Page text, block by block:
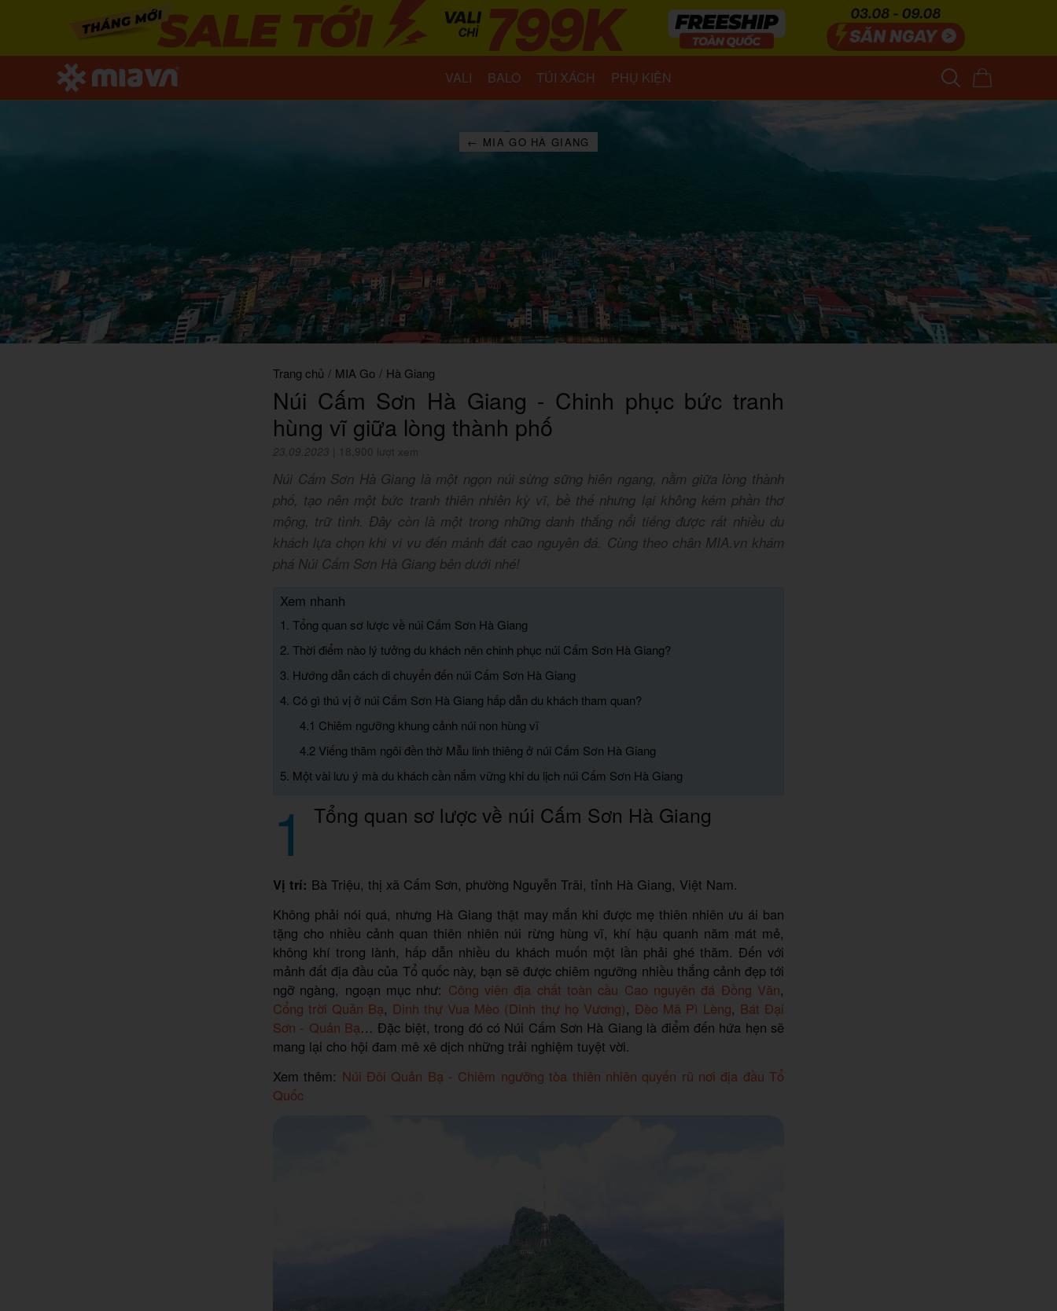
VALI BALO TÚI XÁCH PHỤ KIỆN
← MIA GO HÀ GIANG
Trang chủ / MIA Go / Hà Giang
Núi Cấm Sơn Hà Giang - Chinh phục bức tranh
hùng vĩ giữa lòng thành phố
23.09.2023 18,900 lượt xem
Núi Cấm Sơn Hà Giang là một ngọn núi sừng sững hiên ngang, nằm giữa lòng thành
phố, tạo nên một bức tranh thiên nhiên kỳ vĩ, bề thế nhưng lại không kém phần thơ
mộng, trữ tình. Đây còn là một trong những danh thắng nổi tiếng được rất nhiều du
khách lựa chọn khi vi vu đến mảnh đất cao nguyên đá. Cùng theo chân MIA.vn khám
phá Núi Cấm Sơn Hà Giang bên dưới nhé!
Xem nhanh
1. Tổng quan sơ lược về núi Cấm Sơn Hà Giang
2. Thời điểm nào lý tưởng du khách nên chinh phục núi Cấm Sơn Hà Giang?
3. Hướng dẫn cách di chuyển đến núi Cấm Sơn Hà Giang
4. Có gì thú vị ở núi Cấm Sơn Hà Giang hấp dẫn du khách tham quan?
4.1 Chiêm ngưỡng khung cảnh núi non hùng vĩ
4.2 Viếng thăm ngôi đền thờ Mẫu linh thiêng ở núi Cấm Sơn Hà Giang
5. Một vài lưu ý mà du khách cần nắm vững khi du lịch núi Cấm Sơn Hà Giang
1 Tổng quan sơ lược về núi Cấm Sơn Hà Giang
Vị trí: Bà Triệu, thị xã Cấm Sơn, phường Nguyễn Trãi, tỉnh Hà Giang, Việt Nam.
Không phải nói quá, nhưng Hà Giang thật may mắn khi được mẹ thiên nhiên ưu ái ban
tặng cho nhiều cảnh quan thiên nhiên núi rừng hùng vĩ, khí hậu quanh năm mát mẻ,
không khí trong lành, hấp dẫn nhiều du khách muốn một lần phải ghé thăm. Đến với
mảnh đất địa đầu của Tổ quốc này, bạn sẽ được chiêm ngưỡng nhiều thắng cảnh đẹp tới
ngỡ ngàng, ngoạn mục như: Công viên địa chất toàn cầu Cao nguyên đá Đồng Văn,
Cổng trời Quản Bạ, Dinh thự Vua Mèo (Dinh thự họ Vương), Đèo Mã Pì Lèng, Bát Đại
Sơn - Quản Bạ… Đặc biệt, trong đó có Núi Cấm Sơn Hà Giang là điểm đến hứa hẹn sẽ
mang lại cho hội đam mê xê dịch những trải nghiệm tuyệt vời.
Xem thêm: Núi Đôi Quản Bạ - Chiêm ngưỡng tòa thiên nhiên quyến rũ nơi địa đầu Tổ
Quốc